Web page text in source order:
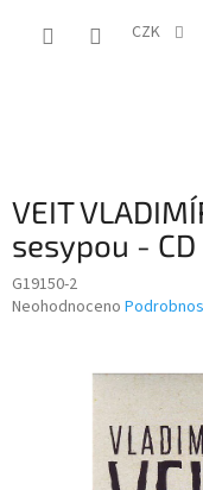
CZK
VEIT
sesypou - CD
G19150-2
Průměrné
Neohodnoceno